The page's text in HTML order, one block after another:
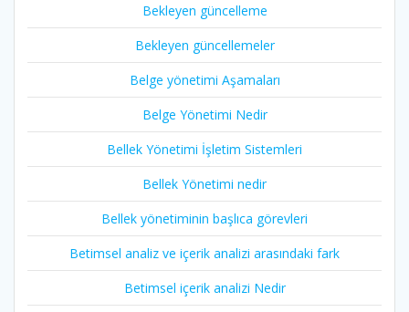
Bekleyen güncelleme
Bekleyen güncellemeler
Belge yönetimi Aşamaları
Belge Yönetimi Nedir
Bellek Yönetimi İşletim Sistemleri
Bellek Yönetimi nedir
Bellek yönetiminin başlıca görevleri
Betimsel analiz ve içerik analizi arasındaki fark
Betimsel içerik analizi Nedir